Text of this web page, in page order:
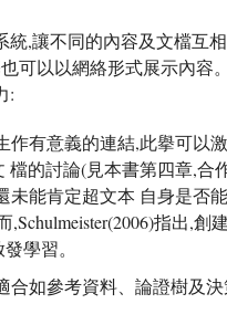
統,讓不同的內容及文檔互
可以以網絡形式展示內容
:
作有意義的連結,此擧可以
檔的討論(見本書第四章,合
未能肯定超文本 自身是否
,Schulmeister(2006)指出,創
學習。
合如參考資料、論證樹及